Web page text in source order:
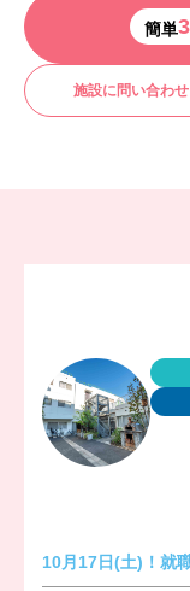
簡単
施設に問い合わ
10月17日(土)！就